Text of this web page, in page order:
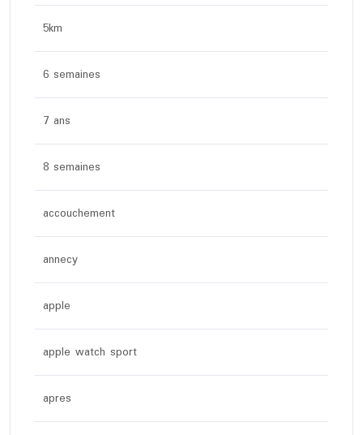
5km
6 semaines
7 ans
8 semaines
accouchement
annecy
apple
apple watch sport
apres